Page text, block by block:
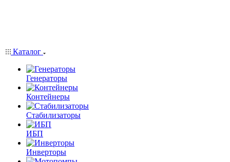
Каталог
Генераторы
Контейнеры
Стабилизаторы
ИБП
Инверторы